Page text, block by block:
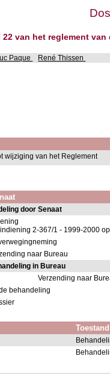
van het reglement
Paque René Thissen
wijziging van het Reglement
door Senaat
2-367/1 - 1999-2000
naar Bureau
in Bureau
Verzending naar
behandeling
Toestand